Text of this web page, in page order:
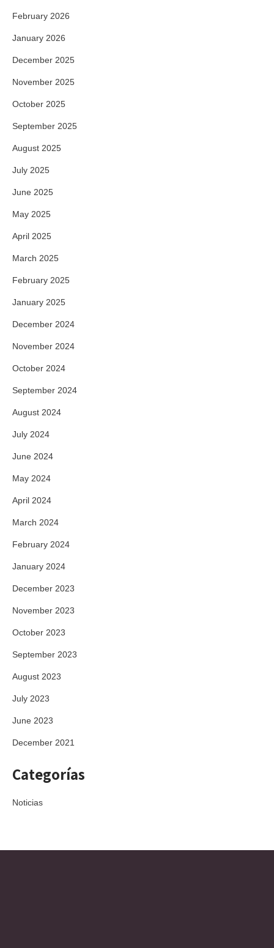
February 2026
January 2026
December 2025
November 2025
October 2025
September 2025
August 2025
July 2025
June 2025
May 2025
April 2025
March 2025
February 2025
January 2025
December 2024
November 2024
October 2024
September 2024
August 2024
July 2024
June 2024
May 2024
April 2024
March 2024
February 2024
January 2024
December 2023
November 2023
October 2023
September 2023
August 2023
July 2023
June 2023
December 2021
Categorías
Noticias